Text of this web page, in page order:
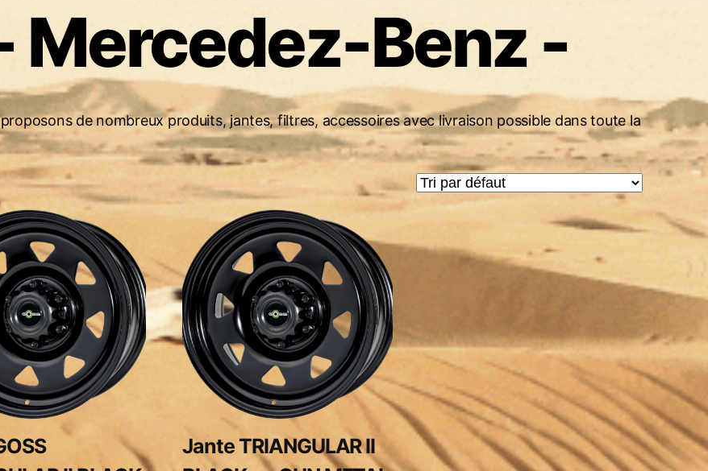
Mercedez-Benz -
de nombreux produits, jantes, filtres, accessoires avec livraison possible dans toute la
Jante TRIANGULAR II